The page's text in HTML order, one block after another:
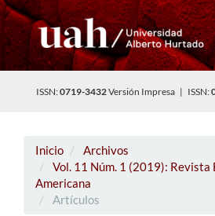
ISSN:0719-3432Versión Impresa | ISSN:
Inicio
Archivos
Vol. 11 Núm. 1 (2019): Revista
Americana
Artículos